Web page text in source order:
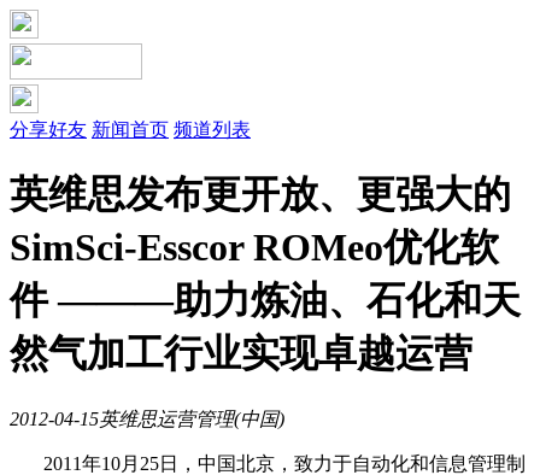
分享好友 新闻首页 频道列表
英维思发布更开放、更强大的
SimSci-Esscor ROMeo优化软
件 ———助力炼油、石化和天
然气加工行业实现卓越运营
2012-04-15英维思运营管理(中国)
2011年10月25日，中国北京，致力于自动化和信息管理制